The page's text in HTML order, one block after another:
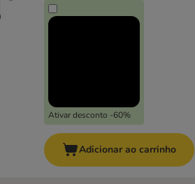
Ativar desconto -60%
Adicionar ao carrinho